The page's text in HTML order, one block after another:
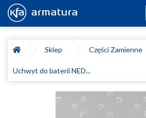
Sklep
Części Zamienne
Uchwyt do baterii NED...